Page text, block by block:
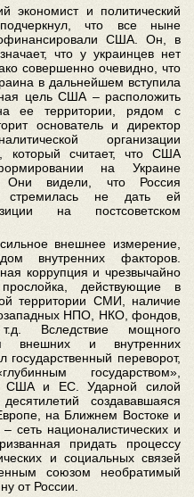
экономист и политический
что все ныне
США. Он, в
что у украинцев нет
совершенно очевидно, что
в дальнейшем вступила
цель США – расположить
ее территории, рядом с
основатель и директор
организации
который считает, что США
на Украине
Они видели, что Россия
не дать ей
на постсоветском
внешнее измерение,
внутренних факторов.
коррупция и чрезвычайно
прослойка, действующие в
территории СМИ, наличие
НПО, НКО, фондов,
Вследствие мощного
внешних и внутренних
переворот,
государством»,
США и ЕС. Ударной силой
создававшаяся
на Ближнем Востоке и
сеть националистических и
придать процессу
и социальных связей
союзом необратимый
от России.